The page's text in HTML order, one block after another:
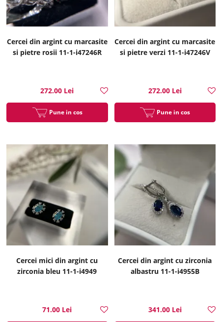
Cercei din argint cu marcasite
si pietre rosii 11-1-i47246R
272.00 Lei
Pune in cos
Cercei din argint cu marcasite
si pietre verzi 11-1-i47246V
272.00 Lei
Pune in cos
Cercei mici din argint cu
zirconia bleu 11-1-i4949
71.00 Lei
Cercei din argint cu zirconia
albastru 11-1-i4955B
341.00 Lei